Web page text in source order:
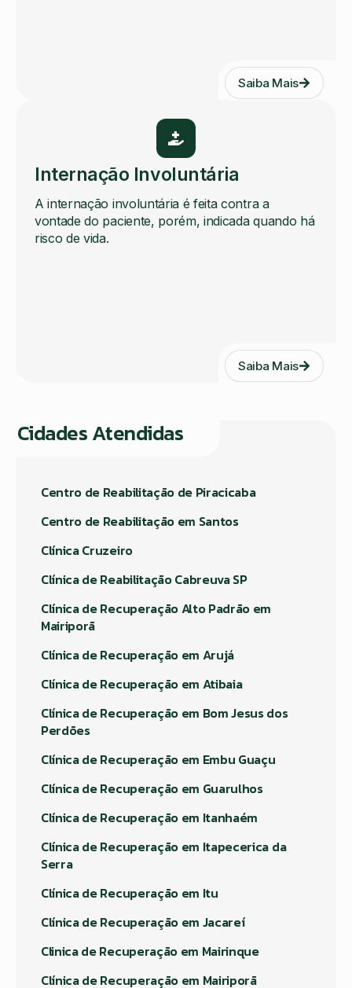
Saiba Mais
Internação Involuntária
A internação involuntária é feita contra a
vontade do paciente, porém, indicada quando há
risco de vida.
Saiba Mais
Cidades Atendidas
Centro de Reabilitação de Piracicaba
Centro de Reabilitação em Santos
Clínica Cruzeiro
Clínica de Reabilitação Cabreuva SP
Clínica de Recuperação Alto Padrão em
Mairiporã
Clínica de Recuperação em Arujá
Clínica de Recuperação em Atibaia
Clínica de Recuperação em Bom Jesus dos
Perdões
Clínica de Recuperação em Embu Guaçu
Clínica de Recuperação em Guarulhos
Clínica de Recuperação em Itanhaém
Clínica de Recuperação em Itapecerica da
Serra
Clínica de Recuperação em Itu
Clínica de Recuperação em Jacareí
Clinica de Recuperação em Mairinque
Clínica de Recuperação em Mairiporã